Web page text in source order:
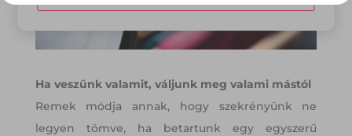
Ha veszünk valamit, váljunk meg valami mástól
Remek módja annak, hogy szekrényünk ne
legyen tömve, ha betartunk egy egyszerű